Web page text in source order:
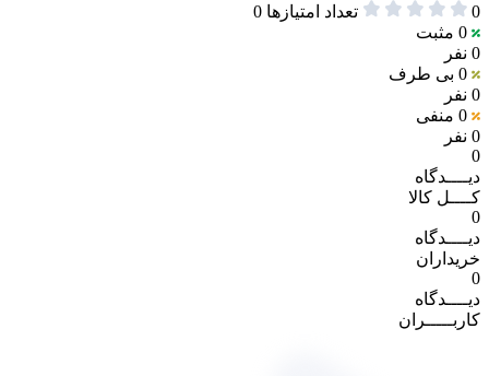
0 تعداد امتیازها 0
0 مثبت
0 نفر
0 بی طرف
0 نفر
0 منفی
0 نفر
0
دیــــدگاه
کــــل کالا
0
دیــــدگاه
خریداران
0
دیــــدگاه
کاربـــــران